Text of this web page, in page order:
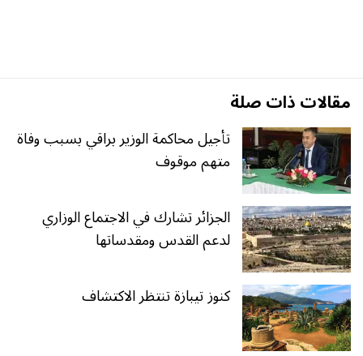
مقالات ذات صلة
تأجيل محاكمة الوزير براقي بسبب وفاة
متهم موقوف
الجزائر تشارك في الاجتماع الوزاري
لدعم القدس ومقدساتها
كنوز تيبازة تنتظر الاكتشاف